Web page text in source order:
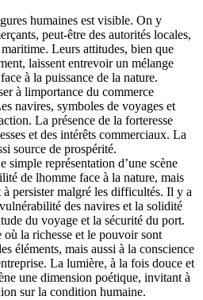
humaines est visible. On y
peut-être des autorités locales,
Leurs attitudes, bien que
laissent entrevoir un mélange
à la puissance de la nature.
à limportance du commerce
navires, symboles de voyages et
La présence de la forteresse
et des intérêts commerciaux. La
source de prospérité.
simple représentation d’une scène
de lhomme face à la nature, mais
à persister malgré les difficultés. Il y a
des navires et la solidité
du voyage et la sécurité du port.
la richesse et le pouvoir sont
éléments, mais aussi à la conscience
La lumière, à la fois douce et
une dimension poétique, invitant à
sur la condition humaine.